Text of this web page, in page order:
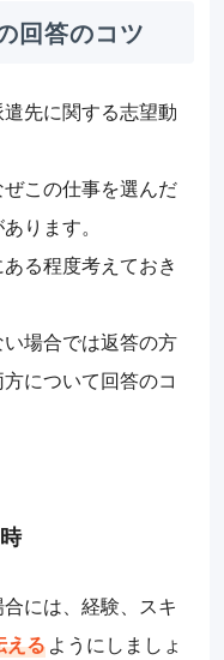
回答のコツ
先に関する志望動
この仕事を選んだ
ります。
る程度考えておき
場合では返答の方
について回答のコ
には、経験、スキ
えるようにしましょ